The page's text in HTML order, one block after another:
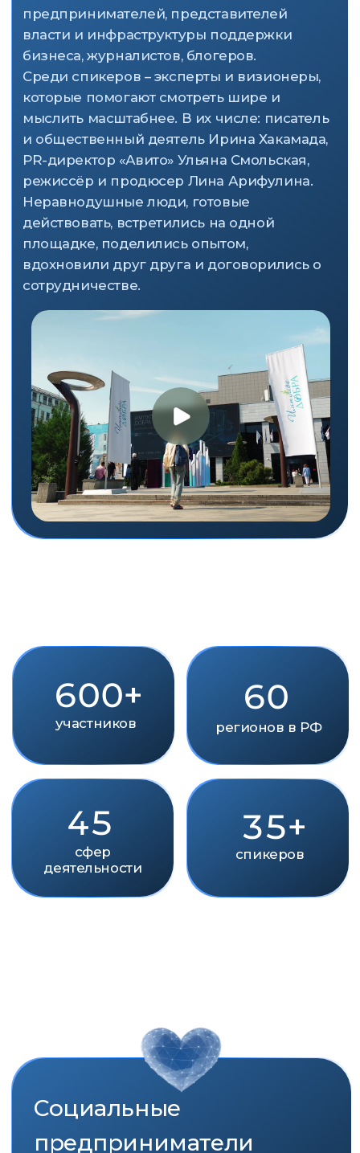
Предприниматели
социального бизнеса, получить
новые знания, завязать знакомства,
поговорить о партнёрстве
Социальные
предприниматели
Обменяться опытом, первыми
узнать о новых трендах, обучиться
актуальным навыкам, пообщаться
обучиться актуальным
Органы власти
Рассказать о поддержке
социального бизнеса, узнать о
планах и потребностях
социального бизнеса, обменяться
опытом
ИМПУЛЬС ДОБРА
ПРЕМИЯ